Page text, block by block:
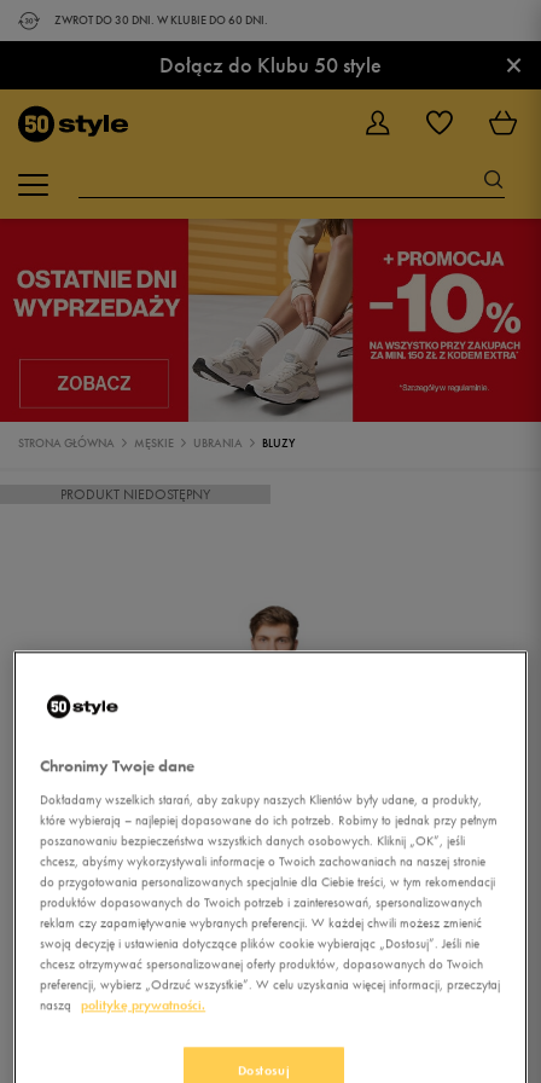
ZWROT DO 30 DNI. W KLUBIE DO 60 DNI.
Dołącz do Klubu 50 style ×
STRONA GŁÓWNA MĘSKIE UBRANIA BLUZY
PRODUKT NIEDOSTĘPNY
1/5
Chronimy Twoje dane
Dokładamy wszelkich starań, aby zakupy naszych Klientów były udane, a produkty,
które wybierają – najlepiej dopasowane do ich potrzeb. Robimy to jednak przy pełnym
poszanowaniu bezpieczeństwa wszystkich danych osobowych. Kliknij „OK”, jeśli
chcesz, abyśmy wykorzystywali informacje o Twoich zachowaniach na naszej stronie
do przygotowania personalizowanych specjalnie dla Ciebie treści, w tym rekomendacji
produktów dopasowanych do Twoich potrzeb i zainteresowań, spersonalizowanych
reklam czy zapamiętywanie wybranych preferencji. W każdej chwili możesz zmienić
swoją decyzję i ustawienia dotyczące plików cookie wybierając „Dostosuj”. Jeśli nie
chcesz otrzymywać spersonalizowanej oferty produktów, dopasowanych do Twoich
preferencji, wybierz „Odrzuć wszystkie”. W celu uzyskania więcej informacji, przeczytaj
naszą
politykę prywatności.
Dostosuj